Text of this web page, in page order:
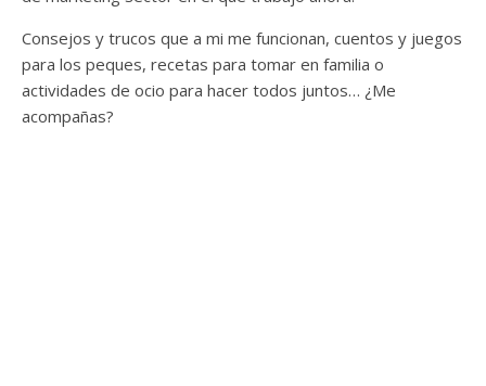
Consejos y trucos que a mi me funcionan, cuentos y juegos
para los peques, recetas para tomar en familia o
actividades de ocio para hacer todos juntos… ¿Me
acompañas?